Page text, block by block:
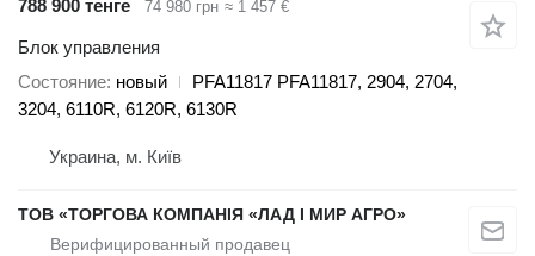
788 900 тенге 74 980 грн ≈ 1 457 €
Блок управления
Состояние новый
PFA11817 PFA11817, 2904, 2704,
3204, 6110R, 6120R, 6130R
Украина, м. Київ
ТОВ «ТОРГОВА КОМПАНІЯ «ЛАД І МИР АГРО»